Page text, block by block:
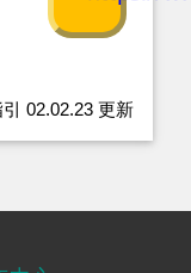
02.02.23 更新